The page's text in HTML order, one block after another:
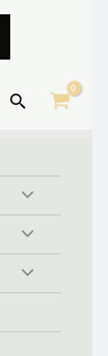
Αναζήτηση